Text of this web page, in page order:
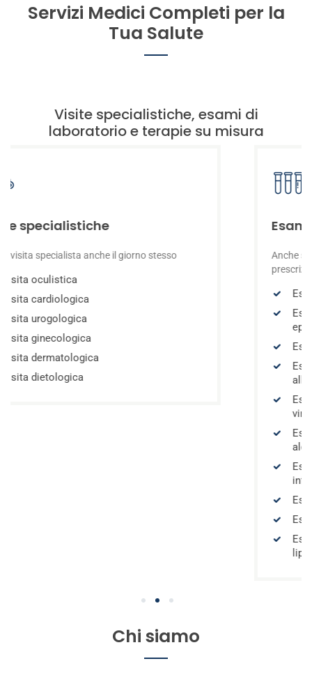
Servizi Medici Completi per la
Tua Salute
Visite specialistiche, esami di
laboratorio e terapie su misura
Anche senza prenotazione e non serve la
Esami ematologici (analisi del
Esami biochimici (funzionalità
Esami ormonali (tiroide, fertilità)
Esami immunologici
Esami microbiologici (infezioni
Esami tossicologici (screening
Esami sierologici (anticorpi,
Esami genetici (mutazioni
Esami oncologici (marcatori
Esami metabolici (diabete,
1 2 3
Chi siamo